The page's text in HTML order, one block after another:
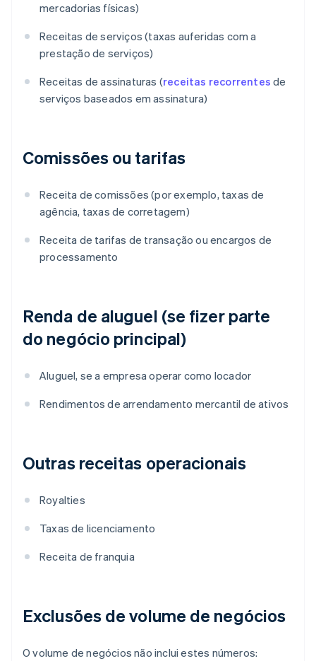
mercadorias físicas)
Receitas de serviços (taxas auferidas com a
prestação de serviços)
Receitas de assinaturas (receitas recorrentes de
serviços baseados em assinatura)
Comissões ou tarifas
Receita de comissões (por exemplo, taxas de
agência, taxas de corretagem)
Receita de tarifas de transação ou encargos de
processamento
Renda de aluguel (se fizer parte
do negócio principal)
Aluguel, se a empresa operar como locador
Rendimentos de arrendamento mercantil de ativos
Outras receitas operacionais
Royalties
Taxas de licenciamento
Receita de franquia
Exclusões de volume de negócios
O volume de negócios não inclui estes números: